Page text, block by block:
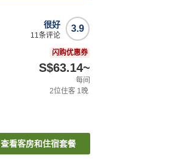
3.9
很好
11条评论
闪购优惠券
S$63.14~
每间
2位住客 1晚
查看客房和住宿套餐